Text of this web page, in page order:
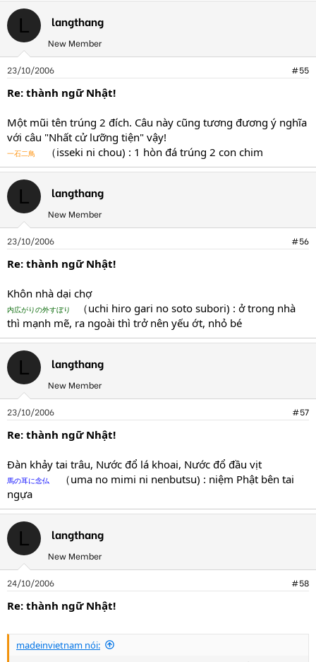
L langthang
New Member
23/10/2006 #55
Re: thành ngữ Nhật!
Một mũi tên trúng 2 đích. Câu này cũng tương đương ý nghĩa
với câu "Nhất cử lưỡng tiện" vậy!
一石二鳥 （isseki ni chou) : 1 hòn đá trúng 2 con chim
L langthang
New Member
23/10/2006 #56
Re: thành ngữ Nhật!
Khôn nhà dại chợ
内広がりの外すぼり
（uchi hiro gari no soto subori) : ở trong nhà
thì mạnh mẽ, ra ngoài thì trở nên yếu ớt, nhỏ bé
L langthang
New Member
23/10/2006 #57
Re: thành ngữ Nhật!
Đàn khảy tai trâu, Nước đổ lá khoai, Nước đổ đầu vịt
馬の耳に念仏
（uma no mimi ni nenbutsu) : niệm Phật bên tai
ngựa
L langthang
New Member
24/10/2006 #58
Re: thành ngữ Nhật!
madeinvietnam nói: